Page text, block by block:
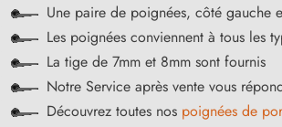
Une paire de poignées, côté gauche
Les poignées conviennent à tous les
La tige de 7mm et 8mm sont fournis
Notre Service après vente vous
Découvrez toutes nos poignées de